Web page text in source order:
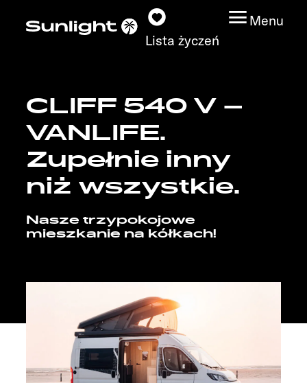
Lista życzeń
Menu
Modele
Wyszukiwarka
pojazdów
dystrybutorów
CLIFF 540 V –
VANLIFE.
Zupełnie inny
niż wszystkie.
Nasze trzypokojowe
mieszkanie na kółkach!